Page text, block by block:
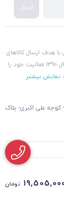
تومان
ارسال
هدف ارسال کالاهای
مورد نیاز مشتریان گرامی با قیمت بسیار مناسب در اوایل سال 1390 فعالیت خود را
نمایش بیشتر
کوچه علی اکبری- پلاک